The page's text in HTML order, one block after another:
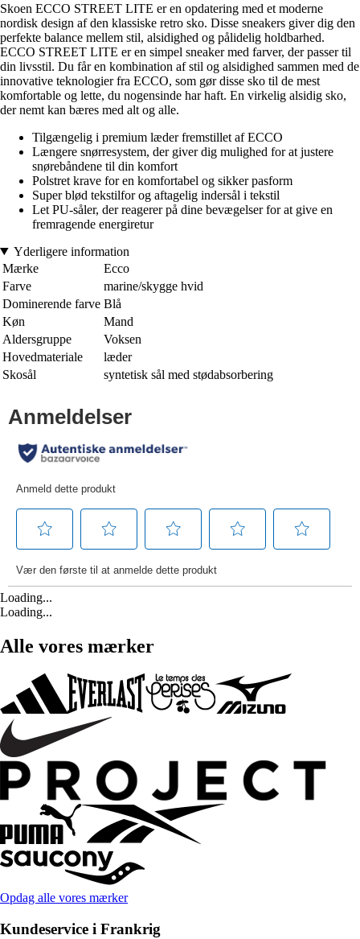
Skoen ECCO STREET LITE er en opdatering med et moderne
nordisk design af den klassiske retro sko. Disse sneakers giver dig den
perfekte balance mellem stil, alsidighed og pålidelig holdbarhed.
ECCO STREET LITE er en simpel sneaker med farver, der passer til
din livsstil. Du får en kombination af stil og alsidighed sammen med de
innovative teknologier fra ECCO, som gør disse sko til de mest
komfortable og lette, du nogensinde har haft. En virkelig alsidig sko,
der nemt kan bæres med alt og alle.
Tilgængelig i premium læder fremstillet af ECCO
Længere snørresystem, der giver dig mulighed for at justere
snørebåndene til din komfort
Polstret krave for en komfortabel og sikker pasform
Super blød tekstilfor og aftagelig indersål i tekstil
Let PU-såler, der reagerer på dine bevægelser for at give en
fremragende energiretur
Yderligere information
Mærke
Ecco
Farve
marine/skygge hvid
Dominerende farve Blå
Køn
Mand
Aldersgruppe
Voksen
Hovedmateriale
læder
Skosål
syntetisk sål med stødabsorbering
Loading...
Loading...
Alle vores mærker
Opdag alle vores mærker
Kundeservice i Frankrig